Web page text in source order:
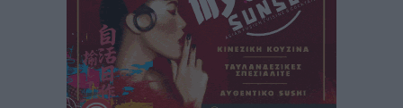
ΚΑΕ Κολοσσός: Τα… ευρωπαϊκά εισιτήρια διαρκείας
Αθλητικά• πριν 2 ώρες